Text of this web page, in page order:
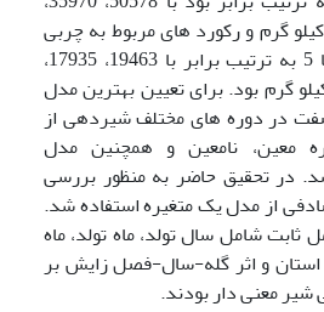
15445 و 8012 کیلو گرم و رکورد های مربوط به چربی
شیر در دوره های 1 تا 5 به ترتیب برابر با 19463، 17935،
و 6322 کیلو گرم بود. برای تعیین بهترین مدل
صفت در دوره های مختلف شیردهی از
معین، نامعین و همچنین مدل
در تحقیق حاضر به منظور بررسی
از مدل یک متغیره استفاده شد.
ثابت شامل سال تولد، ماه تولد، ماه
و اثر گله-سال-فصل زایش بر
معنی دار بودند.